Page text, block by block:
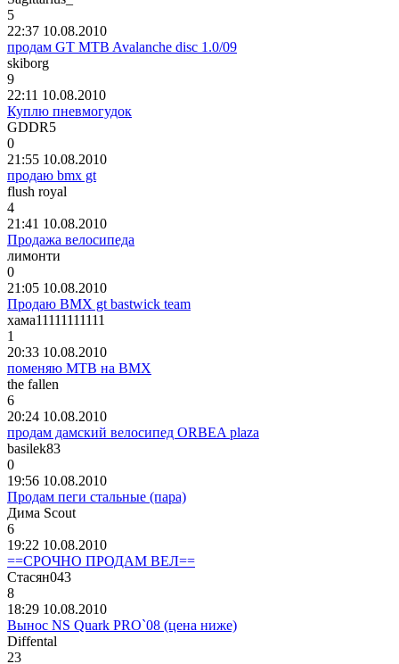
5
22:37 10.08.2010
продам GT MTB Avalanche disc 1.0/09
skiborg
9
22:11 10.08.2010
Куплю пневмогудок
GDDR5
0
21:55 10.08.2010
продаю bmx gt
flush royal
4
21:41 10.08.2010
Продажа велосипеда
лимонти
0
21:05 10.08.2010
Продаю BMX gt bastwick team
хама11111111111
1
20:33 10.08.2010
поменяю MTB на BMX
the fallen
6
20:24 10.08.2010
продам дамский велосипед ORBEA plaza
basilek83
0
19:56 10.08.2010
Продам пеги стальные (пара)
Дима Scout
6
19:22 10.08.2010
==СРОЧНО ПРОДАМ ВЕЛ==
Стасян043
8
18:29 10.08.2010
Вынос NS Quark PRO`08 (цена ниже)
Diffental
23